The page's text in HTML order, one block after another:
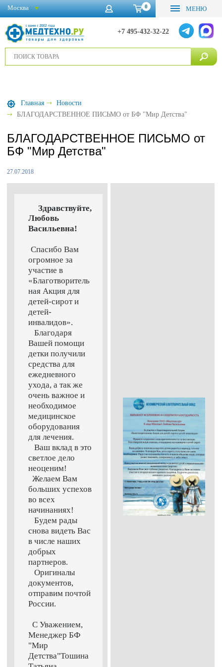
0 МЕНЮ
+7 495-432-32-22
Москва
Главная
Новости
БЛАГОДАРСТВЕННОЕ ПИСЬМО от БФ "Мир Детства"
БЛАГОДАРСТВЕННОЕ ПИСЬМО от
БФ "Мир Детства"
27.07.2018
Здравствуйте,
Любовь
Васильевна!
Спасибо Вам
огромное за
участие в
«Благотворитель
ная Акция для
детей-сирот и
детей-
инвалидов».
Благодаря
Вашей помощи
детки получили
средства для
ежедневного
ухода, а так же
очень важное и
необходимое
медицинское
оборудования
для лечения.
Ваш вклад в это
светлое дело
неоценим!
Желаем Вам
больших успехов
во всех
начинаниях!
Будем рады
снова видеть Вас
в числе наших
добрых
партнеров.
Оригиналы
документов,
отправим почтой
России.
С Уважением,
Менеджер БФ
"Мир
Детства"Тошина